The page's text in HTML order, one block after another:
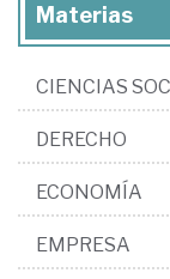
Materias
CIENCIAS
DERECHO
ECONOMÍA
EMPRESA